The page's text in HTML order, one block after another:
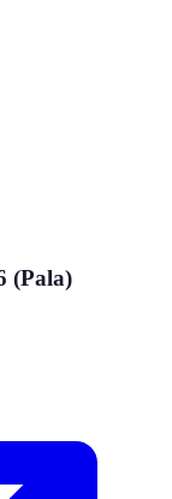
(Pala)